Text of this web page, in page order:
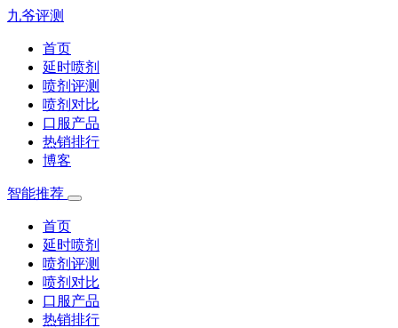
九爷评测
首页
延时喷剂
喷剂评测
喷剂对比
口服产品
热销排行
博客
智能推荐
首页
延时喷剂
喷剂评测
喷剂对比
口服产品
热销排行